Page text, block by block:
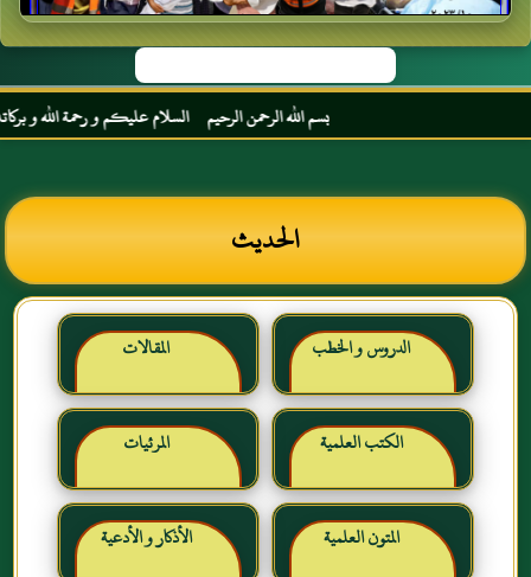
بسم الله الرحمن الرحيم السلام عليكم و رحمة الله و
الحديث
الدروس و الخطب المقالات
الكتب العلمية المرئيات
المتون العلمية الأذكار و الأدعية